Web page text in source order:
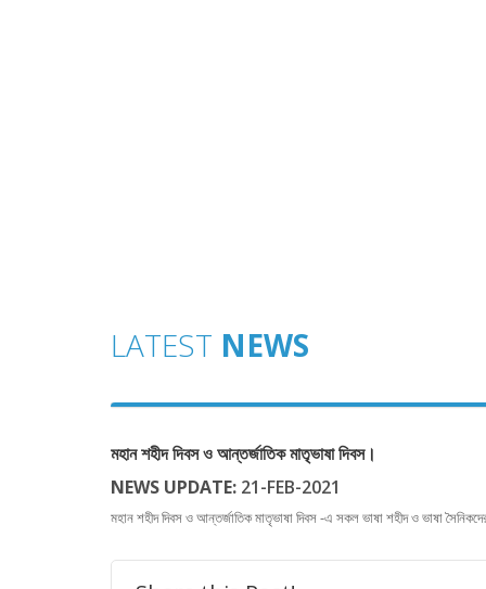
LATEST NEWS
মহান শহীদ দিবস ও আন্তর্জাতিক মাতৃভাষা দিবস।
NEWS UPDATE: 21-FEB-2021
মহান শহীদ দিবস ও আন্তর্জাতিক মাতৃভাষা দিবস -এ সকল ভাষা শহীদ ও ভাষা